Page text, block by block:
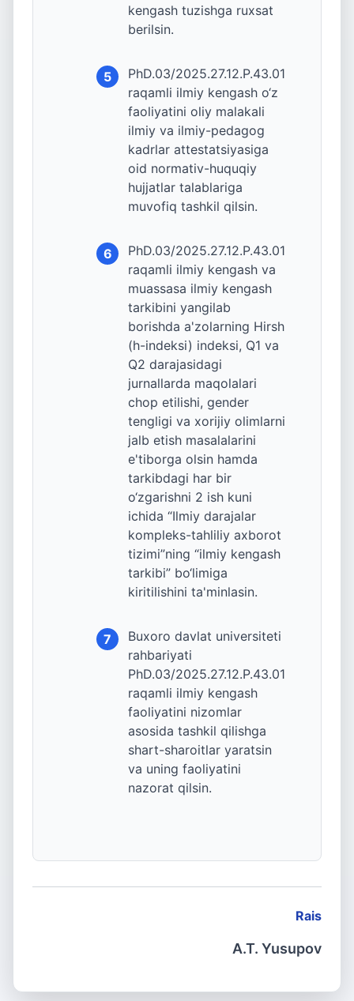
kengash tuzishga ruxsat
berilsin.
5
PhD.03/2025.27.12.P.43.01
raqamli ilmiy kengash o‘z
faoliyatini oliy malakali
ilmiy va ilmiy-pedagog
kadrlar attestatsiyasiga
oid normativ-huquqiy
hujjatlar talablariga
muvofiq tashkil qilsin.
6
PhD.03/2025.27.12.P.43.01
raqamli ilmiy kengash va
muassasa ilmiy kengash
tarkibini yangilab
borishda a'zolarning Hirsh
(h-indeksi) indeksi, Q1 va
Q2 darajasidagi
jurnallarda maqolalari
chop etilishi, gender
tengligi va xorijiy olimlarni
jalb etish masalalarini
e'tiborga olsin hamda
tarkibdagi har bir
o‘zgarishni 2 ish kuni
ichida “Ilmiy darajalar
kompleks-tahliliy axborot
tizimi”ning “ilmiy kengash
tarkibi” bo‘limiga
kiritilishini ta'minlasin.
7
Buxoro davlat universiteti
rahbariyati
PhD.03/2025.27.12.P.43.01
raqamli ilmiy kengash
faoliyatini nizomlar
asosida tashkil qilishga
shart-sharoitlar yaratsin
va uning faoliyatini
nazorat qilsin.
Rais
A.T. Yusupov